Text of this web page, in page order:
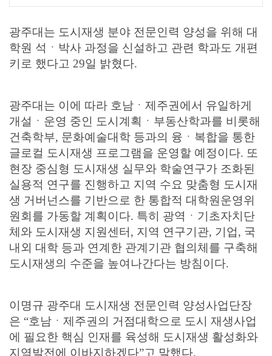
광주대는 도시재생 분야 전문인력 양성을 위해 대
학원 석ㆍ박사 과정을 신설하고 관련 학과도 개편
키로 했다고 29일 밝혔다.
광주대는 이에 따라 호남ㆍ제주권에서 유일하게
개설ㆍ운영 중인 도시계획ㆍ부동산학과를 비롯해
건축학부, 문화예술대학 등과의 융ㆍ복합을 통한
글로컬 도시재생 프로그램을 운영할 예정이다. 또
현장 중심형 도시재생 실무와 학술연구가 조화된
실용적 연구를 진행하고 지역 수요 맞춤형 도시재
생 거버넌스를 기반으로 한 통합적 대학원운영위
원회를 가동할 계획이다. 특히 광역ㆍ기초자치단
체와 도시재생 지원센터, 지역 연구기관, 기업, 국
내외 대학 등과 연계한 관계기관 협의체를 구축해
도시재생의 수준을 높여나간다는 방침이다.
이명규 광주대 도시재생 전문인력 양성사업단장
은 “호남ㆍ제주권의 거점대학으로 도시 재생사업
에 필요한 핵심 인재를 육성해 도시재생 활성화와
지역발전에 이바지하겠다”고 말했다.